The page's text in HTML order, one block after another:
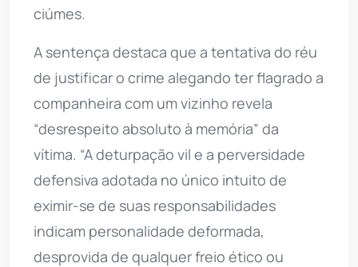
ciúmes.
A sentença destaca que a tentativa do réu
de justificar o crime alegando ter flagrado a
companheira com um vizinho revela
“desrespeito absoluto à memória” da
vítima. “A deturpação vil e a perversidade
defensiva adotada no único intuito de
eximir-se de suas responsabilidades
indicam personalidade deformada,
desprovida de qualquer freio ético ou